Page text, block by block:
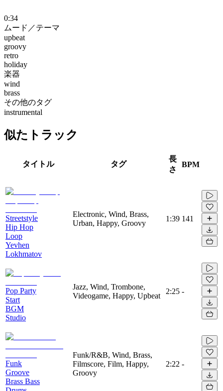
0:34
ムード／テーマ
upbeat
groovy
retro
holiday
楽器
wind
brass
その他のタグ
instrumental
似たトラック
タイトル タグ
長
さ
BPM
Streetstyle
Hip Hop
Loop
Yevhen
Lokhmatov
Electronic, Wind, Brass,
Urban, Happy, Groovy
1:39 141
Pop Party
Start
BGM
Studio
Jazz, Wind, Trombone,
Videogame, Happy, Upbeat
2:25 -
Funk
Groove
Brass Bass
Funk/R&B, Wind, Brass,
Filmscore, Film, Happy,
Groovy
2:22 -